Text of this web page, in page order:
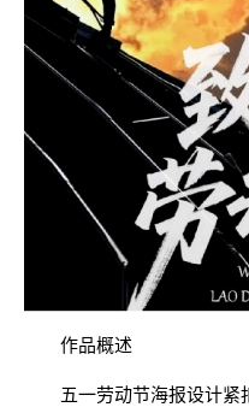
作品概述
五一劳动节海报设计紧